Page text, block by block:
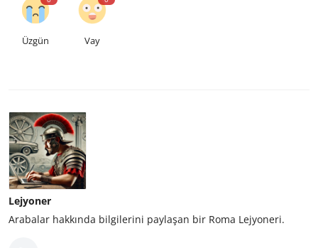
Üzgün Vay
Lejyoner
Arabalar hakkında bilgilerini paylaşan bir Roma Lejyoneri.